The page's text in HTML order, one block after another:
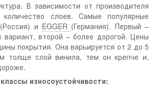
В зависимости от производителя
слоев. Самые популярные
(Россия) и EGGER (Германия). Первый –
второй – более дорогой. Цены
покрытия. Она варьируется от 2 до 5
толще слой винила, тем он крепче и,
износоустойчивости: